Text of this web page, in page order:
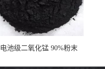
电池级二氧化锰 90%粉末